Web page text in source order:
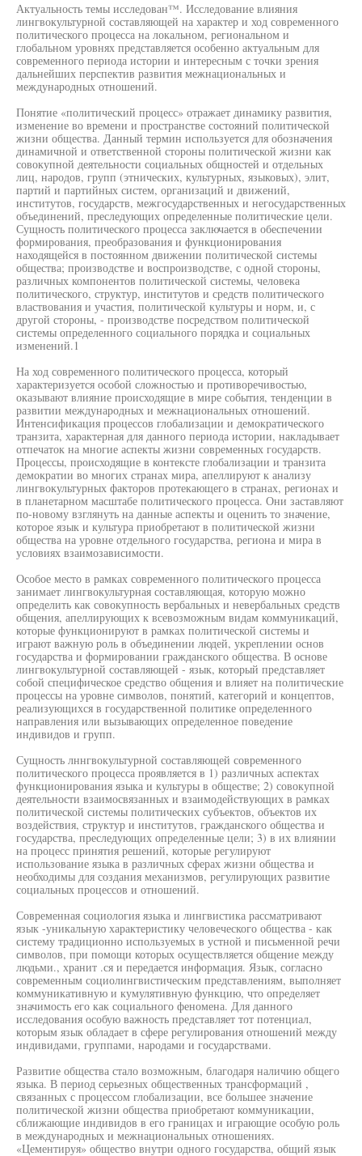
Актуальность темы исследован™. Исследование влияния
лингвокультурной составляющей на характер и ход современного
политического процесса на локальном, региональном и
глобальном уровнях представляется особенно актуальным для
современного периода истории и интересным с точки зрения
дальнейших перспектив развития межнациональных и
международных отношений.
Понятие «политический процесс» отражает динамику развития,
изменение во времени и пространстве состояний политической
жизни общества. Данный термин используется для обозначения
динамичной и ответственной стороны политической жизни как
совокупной деятельности социальных общностей и отдельных
лиц, народов, групп (этнических, культурных, языковых), элит,
партий и партийных систем, организаций и движений,
институтов, государств, межгосударственных и негосударственных
объединений, преследующих определенные политические цели.
Сущность политического процесса заключается в обеспечении
формирования, преобразования и функционирования
находящейся в постоянном движении политической системы
общества; производстве и воспроизводстве, с одной стороны,
различных компонентов политической системы, человека
политического, структур, институтов и средств политического
властвования и участия, политической культуры и норм, и, с
другой стороны, - производстве посредством политической
системы определенного социального порядка и социальных
изменений.1
На ход современного политического процесса, который
характеризуется особой сложностью и противоречивостью,
оказывают влияние происходящие в мире события, тенденции в
развитии международных и межнациональных отношений.
Интенсификация процессов глобализации и демократического
транзита, характерная для данного периода истории, накладывает
отпечаток на многие аспекты жизни современных государств.
Процессы, происходящие в контексте глобализации и транзита
демократии во многих странах мира, апеллируют к анализу
лингвокультурных факторов протекающего в странах, регионах и
в планетарном масштабе политического процесса. Они заставляют
по-новому взглянуть на данные аспекты и оценить то значение,
которое язык и культура приобретают в политической жизни
общества на уровне отдельного государства, региона и мира в
условиях взаимозависимости.
Особое место в рамках современного политического процесса
занимает лингвокультурная составляющая, которую можно
определить как совокупность вербальных и невербальных средств
общения, апеллирующих к всевозможным видам коммуникаций,
которые функционируют в рамках политической системы и
играют важную роль в объединении людей, укреплении основ
государства и формировании гражданского общества. В основе
лингвокультурной составляющей - язык, который представляет
собой специфическое средство общения и влияет на политические
процессы на уровне символов, понятий, категорий и концептов,
реализующихся в государственной политике определенного
направления или вызывающих определенное поведение
индивидов и групп.
Сущность лннгвокультурной составляющей современного
политического процесса проявляется в 1) различных аспектах
функционирования языка и культуры в обществе; 2) совокупной
деятельности взаимосвязанных и взаимодействующих в рамках
политической системы политических субъектов, объектов их
воздействия, структур и институтов, гражданского общества и
государства, преследующих определенные цели; 3) в их влиянии
на процесс принятия решений, которые регулируют
использование языка в различных сферах жизни общества и
необходимы для создания механизмов, регулирующих развитие
социальных процессов и отношений.
Современная социология языка и лингвистика рассматривают
язык -уникальную характеристику человеческого общества - как
систему традиционно используемых в устной и письменной речи
символов, при помощи которых осуществляется общение между
людьми., хранит .ся и передается информация. Язык, согласно
современным социолингвистическим представлениям, выполняет
коммуникативную и кумулятивную функцию, что определяет
значимость его как социального феномена. Для данного
исследования особую важность представляет тот потенциал,
которым язык обладает в сфере регулирования отношений между
индивидами, группами, народами и государствами.
Развитие общества стало возможным, благодаря наличию общего
языка. В период серьезных общественных трансформаций ,
связанных с процессом глобализации, все большее значение
политической жизни общества приобретают коммуникации,
сближающие индивидов в его границах и играющие особую роль
в международных и межнациональных отношениях.
«Цементируя» общество внутри одного государства, общий язык